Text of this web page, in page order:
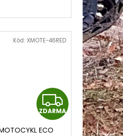
Z
D
ZDARMA
ECO
Kód: XMOTE-46RED